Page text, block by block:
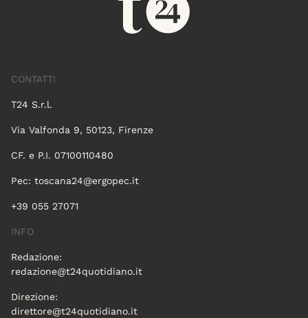
CONTATTI
T24 S.r.l.
Via Valfonda 9, 50123, Firenze
CF. e P.I. 07100110480
Pec: toscana24@ergopec.it
+39 055 27071
INFO
Redazione:
redazione@t24quotidiano.it
Direzione:
direttore@t24quotidiano.it